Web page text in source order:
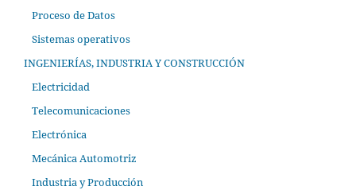
Proceso de Datos
Sistemas operativos
INGENIERÍAS, INDUSTRIA Y CONSTRUCCIÓN
Electricidad
Telecomunicaciones
Electrónica
Mecánica Automotriz
Industria y Producción